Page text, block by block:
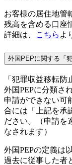
お客様の居住地管
残高を含める口座
詳細は、
こちら よ
外国PEPに関する「
「犯罪収益移転防
外国PEPに分類さ
申請ができない可
合には「上記を承
ださい。（申請を
なされます）
外国PEPの定義は
過去に従事した者